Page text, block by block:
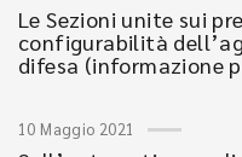
Le Sezioni unite sui
configurabilità
difesa (informazione
10 Maggio 2021